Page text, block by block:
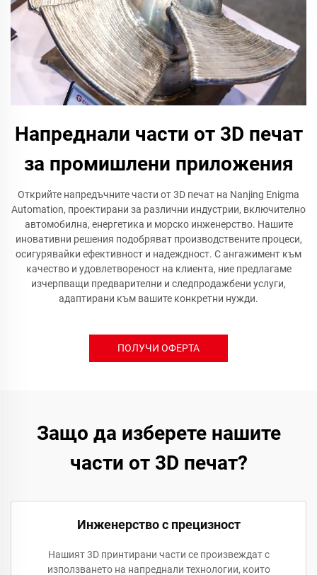
Напреднали части от 3D печат
за промишлени приложения
Открийте напредъчните части от 3D печат на Nanjing Enigma
Automation, проектирани за различни индустрии, включително
автомобилна, енергетика и морско инженерство. Нашите
иновативни решения подобряват производствените процеси,
осигурявайки ефективност и надеждност. С ангажимент към
качество и удовлетвореност на клиента, ние предлагаме
изчерпващи предварителни и следпродажбени услуги,
адаптирани към вашите конкретни нужди.
ПОЛУЧИ ОФЕРТА
Защо да изберете нашите
части от 3D печат?
Инженерство с прецизност
Нашият 3D принтирани части се произвеждат с
използването на напреднали технологии, които